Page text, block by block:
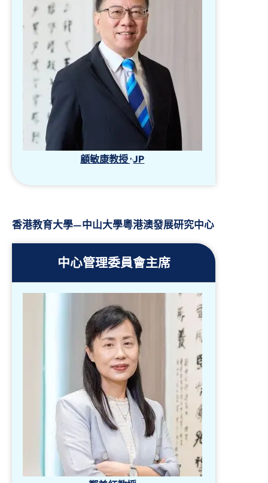
顧敏康教授,JP
香港教育大學—中山大學粵港澳發展研究中心
中心管理委員會主席